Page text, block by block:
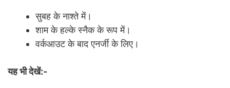
सुबह के नाश्ते में।
शाम के हल्के स्नैक के रूप में।
वर्कआउट के बाद एनर्जी के लिए।
यह भी देखें:-